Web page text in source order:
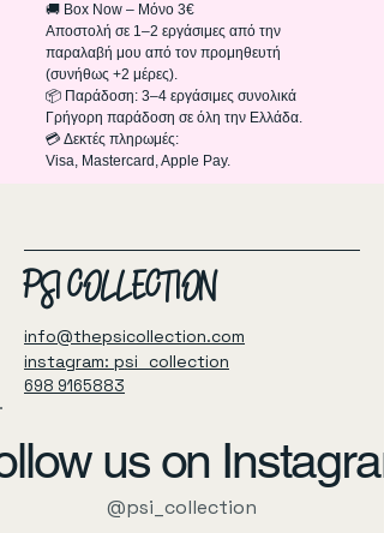
🚚 Box Now – Μόνο 3€
Αποστολή σε 1–2 εργάσιμες από την
παραλαβή μου από τον προμηθευτή
(συνήθως +2 μέρες).
📦 Παράδοση: 3–4 εργάσιμες συνολικά
Γρήγορη παράδοση σε όλη την Ελλάδα.
💳 Δεκτές πληρωμές:
Visa, Mastercard, Apple Pay.
PSI COLLECTION
info@thepsicollection.com
instagram: psi_collection
698 9165883
us on
@psi_collection